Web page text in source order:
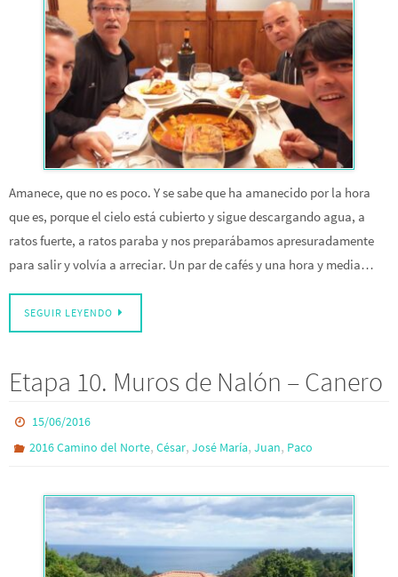
Amanece, que no es poco. Y se sabe que ha amanecido por la hora
que es, porque el cielo está cubierto y sigue descargando agua, a
ratos fuerte, a ratos paraba y nos preparábamos apresuradamente
para salir y volvía a arreciar. Un par de cafés y una hora y media…
SEGUIR LEYENDO
Etapa 10. Muros de Nalón – Canero
15/06/2016
2016 Camino del Norte,César,José María,Juan, Paco